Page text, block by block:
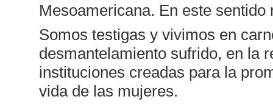
Mesoamericana. En este
Somos testigas y vivimos en
desmantelamiento sufrido, en la
instituciones creadas para la
vida de las mujeres.